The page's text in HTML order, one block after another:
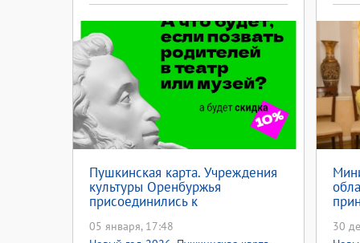
Пушкинская карта. Учреждения
культуры Оренбуржья
присоединились к
родителей в музей, театр или на
05 января, 17:48
30